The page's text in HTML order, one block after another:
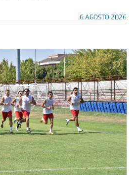
6 AGOSTO 2026